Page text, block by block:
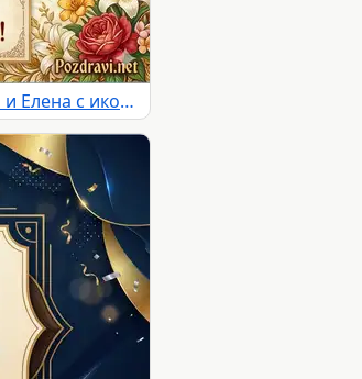
Празнична картичка за Свети Константин и Елена с икона, цветя и надпис за имен ден